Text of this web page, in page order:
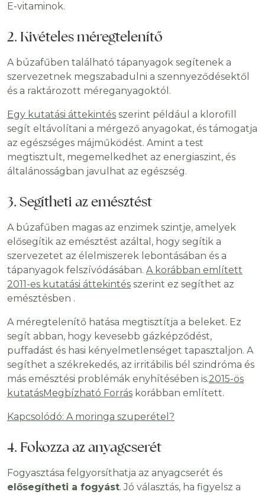
E-vitaminok.
2. Kivételes méregtelenítő
A búzafűben található tápanyagok segítenek a
szervezetnek megszabadulni a szennyeződésektől
és a raktározott méreganyagoktól.
Egy kutatási áttekintés szerint például a klorofill
segít eltávolítani a mérgező anyagokat, és támogatja
az egészséges májműködést. Amint a test
megtisztult, megemelkedhet az energiaszint, és
általánosságban javulhat az egészség.
3. Segítheti az emésztést
A búzafűben magas az enzimek szintje, amelyek
elősegítik az emésztést azáltal, hogy segítik a
szervezetet az élelmiszerek lebontásában és a
tápanyagok felszívódásában. A korábban említett
2011-es kutatási áttekintés szerint ez segíthet az
emésztésben .
A méregtelenítő hatása megtisztítja a beleket. Ez
segít abban, hogy kevesebb gázképződést,
puffadást és hasi kényelmetlenséget tapasztaljon. A
segíthet a székrekedés, az irritábilis bél szindróma és
más emésztési problémák enyhítésében is.2015-ös
kutatásMegbízható Forrás korábban említett.
Kapcsolódó: A moringa szuperétel?
4. Fokozza az anyagcserét
Fogyasztása felgyorsíthatja az anyagcserét és
elősegítheti a fogyást. Jó választás, ha figyelsz a